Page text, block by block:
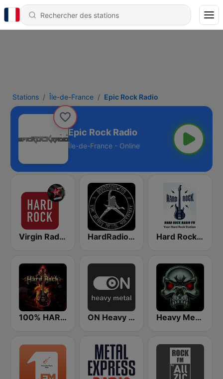
Stations Île-de-France Epic Rock Radio
Epic Rock Radio
Île-de-France - Online
Virgin Radio Hard Rock HardRadio.com Hard Rock Radio FM
100% HARD ROCK ON Heavy Metal Heavy Metal Radio